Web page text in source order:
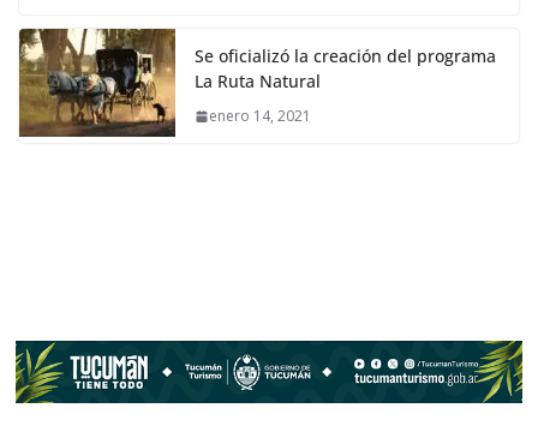
Se oficializó la creación del programa
La Ruta Natural
enero 14, 2021